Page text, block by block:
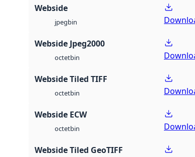
Webside
jpegbin
Webside Jpeg2000
octetbin
Webside Tiled TIFF
octetbin
Webside ECW
octetbin
Webside Tiled GeoTIFF